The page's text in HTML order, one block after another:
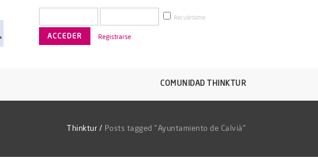
Recuérdame
Registrarse
COMUNIDAD THINKTUR
Thinktur / Posts tagged "Ayuntamiento de Calvià"